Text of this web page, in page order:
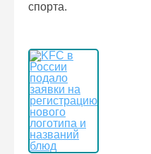
спорта.